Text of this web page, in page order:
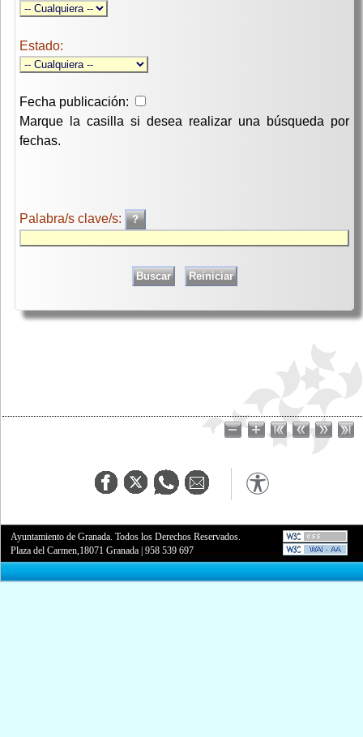
Estado:
Fecha publicación:
Marque la casilla si desea realizar una búsqueda por
fechas.
Palabra/s clave/s:
Ayuntamiento de Granada. Todos los Derechos Reservados.
Plaza del Carmen,18071 Granada |958 539 697